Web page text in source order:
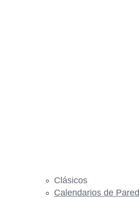
Clásicos
Calendarios de Pared